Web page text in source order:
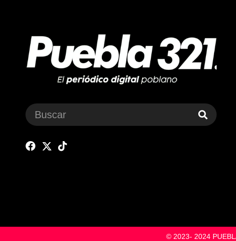
© 2023- 2024